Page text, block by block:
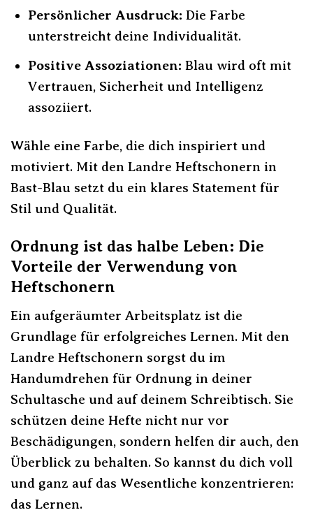
Persönlicher Ausdruck: Die Farbe
unterstreicht deine Individualität.
Positive Assoziationen: Blau wird oft mit
Vertrauen, Sicherheit und Intelligenz
assoziiert.
Wähle eine Farbe, die dich inspiriert und
motiviert. Mit den Landre Heftschonern in
Bast-Blau setzt du ein klares Statement für
Stil und Qualität.
Ordnung ist das halbe Leben: Die
Vorteile der Verwendung von
Heftschonern
Ein aufgeräumter Arbeitsplatz ist die
Grundlage für erfolgreiches Lernen. Mit den
Landre Heftschonern sorgst du im
Handumdrehen für Ordnung in deiner
Schultasche und auf deinem Schreibtisch. Sie
schützen deine Hefte nicht nur vor
Beschädigungen, sondern helfen dir auch, den
Überblick zu behalten. So kannst du dich voll
und ganz auf das Wesentliche konzentrieren:
das Lernen.